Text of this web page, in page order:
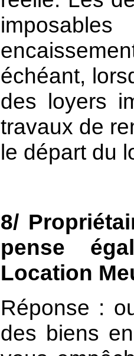
échéant,
des loyers
travaux de
le départ du
8/
pense
Location
Réponse :
des biens